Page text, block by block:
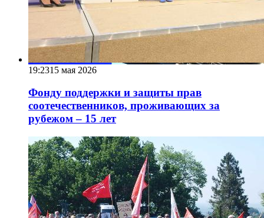
19:2315 мая 2026
Фонду поддержки и защиты прав
соотечественников, проживающих за
рубежом – 15 лет